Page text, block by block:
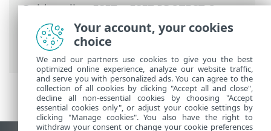
Guida online ESET>ESET PROTECT On-
Prem>
Utilizzo di ESET PROTECT On-
Prem>ESET PROTECT On-Prem Menu
principale
Altro > Utenti computer
Your account, your cookies
choice
We and our partners use cookies to give you the best
optimized online experience, analyze our website traffic,
and serve you with personalized ads. You can agree to the
collection of all cookies by clicking "Accept all and close",
decline all non-essential cookies by choosing "Accept
essential cookies only", or adjust your cookie settings by
clicking "Manage cookies". You also have the right to
withdraw your consent or change your cookie preferences